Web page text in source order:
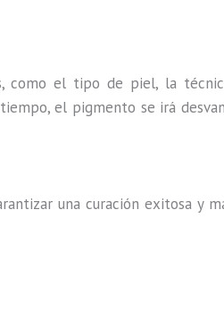
como el tipo de piel, la
el pigmento se irá
una curación exitosa y